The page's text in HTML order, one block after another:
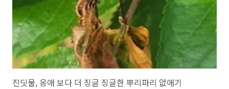
진딧물, 응애 보다 더 징글 징글한 뿌리파리 없애기